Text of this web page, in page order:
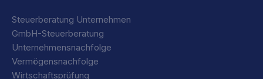
Steuerberatung Unternehmen
GmbH-Steuerberatung
Unternehmensnachfolge
Vermögensnachfolge
Wirtschaftsprüfung